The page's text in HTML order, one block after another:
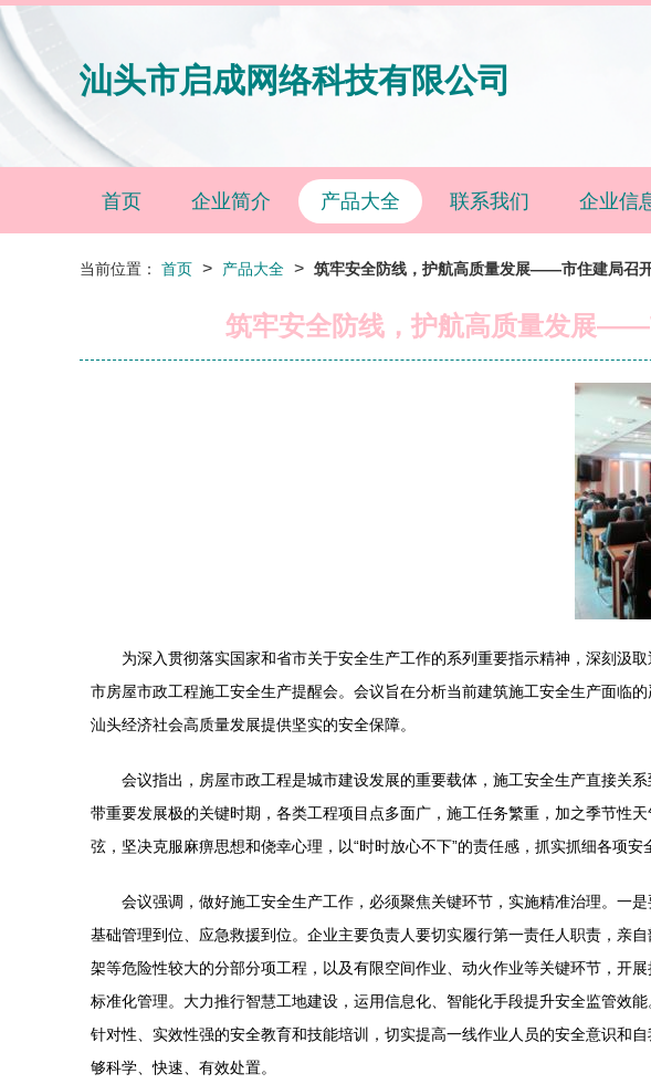
汕头市启成网络科技有限公司
首页 企业简介 产品大全 联系我们 企业信
当前位置： 首页 > 产品大全 > 筑牢安全防线，护航高质量发展——市住建局召
筑牢安全防线，护航高质量发展——
为深入贯彻落实国家和省市关于安全生产工作的系列重要指示精神，深刻汲
市房屋市政工程施工安全生产提醒会。会议旨在分析当前建筑施工安全生产面临
汕头经济社会高质量发展提供坚实的安全保障。
会议指出，房屋市政工程是城市建设发展的重要载体，施工安全生产直接关
带重要发展极的关键时期，各类工程项目点多面广，施工任务繁重，加之季节性
弦，坚决克服麻痹思想和侥幸心理，以“时时放心不下”的责任感，抓实抓细各项安
会议强调，做好施工安全生产工作，必须聚焦关键环节，实施精准治理。一
基础管理到位、应急救援到位。企业主要负责人要切实履行第一责任人职责，亲
架等危险性较大的分部分项工程，以及有限空间作业、动火作业等关键环节，开
标准化管理。大力推行智慧工地建设，运用信息化、智能化手段提升安全监管效
针对性、实效性强的安全教育和技能培训，切实提高一线作业人员的安全意识和
够科学、快速、有效处置。